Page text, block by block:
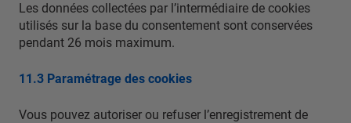
Les données collectées par l’intermédiaire de cookies
utilisés sur la base du consentement sont conservées
pendant 26 mois maximum.
11.3 Paramétrage des cookies
Vous pouvez autoriser ou refuser l’enregistrement de